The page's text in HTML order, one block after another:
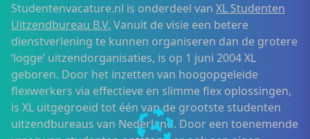
Studentenvacature.nl is onderdeel van XL Studenten
Uitzendbureau B.V. Vanuit de visie een betere
dienstverlening te kunnen organiseren dan de grotere
‘logge’ uitzendorganisaties, is op 1 juni 2004 XL
geboren. Door het inzetten van hoogopgeleide
flexwerkers via effectieve en slimme flex oplossingen,
is XL uitgegroeid tot één van de grootste studenten
uitzendbureaus van Nederland. Door een toenemende